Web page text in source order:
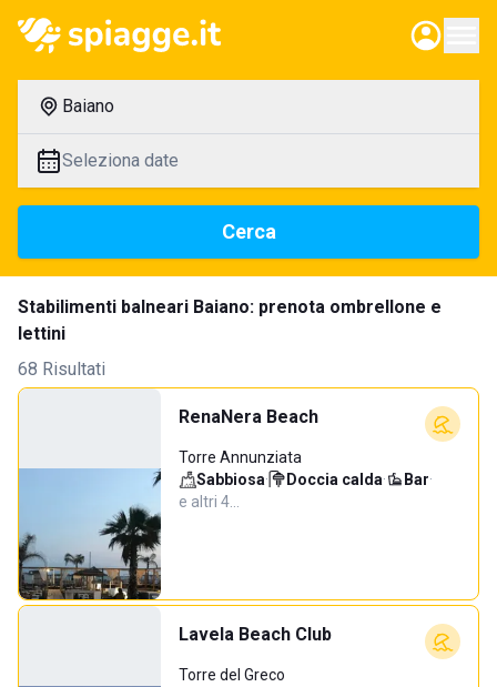
Baiano
Seleziona date
Cerca
Stabilimenti balneari Baiano: prenota ombrellone e
lettini
68 Risultati
RenaNera Beach
Torre Annunziata
Sabbiosa· Doccia calda· Bar·
e altri 4…
Lavela Beach Club
Torre del Greco